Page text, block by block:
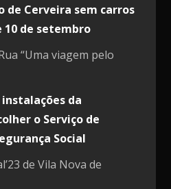
de Cerveira sem carros
10 de setembro
“Uma viagem pelo
da
o Serviço de
Social
de Vila Nova de